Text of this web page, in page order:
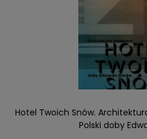
Hotel Twoich Snów.
Polski doby